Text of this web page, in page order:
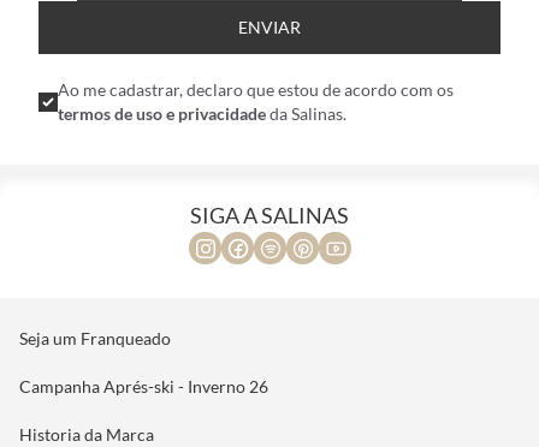
ENVIAR
Ao me cadastrar, declaro que estou de acordo com os
termos de uso e privacidadeda Salinas.
SIGA A SALINAS
Seja um Franqueado
Campanha Aprés-ski - Inverno 26
Historia da Marca